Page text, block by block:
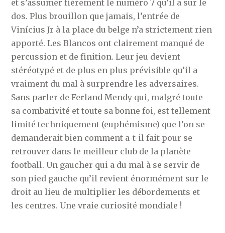
et s’assumer fièrement le numéro 7 qu’il a sur le
dos. Plus brouillon que jamais, l’entrée de
Vinícius Jr à la place du belge n’a strictement rien
apporté. Les Blancos ont clairement manqué de
percussion et de finition. Leur jeu devient
stéréotypé et de plus en plus prévisible qu’il a
vraiment du mal à surprendre les adversaires.
Sans parler de Ferland Mendy qui, malgré toute
sa combativité et toute sa bonne foi, est tellement
limité techniquement (euphémisme) que l’on se
demanderait bien comment a-t-il fait pour se
retrouver dans le meilleur club de la planète
football. Un gaucher qui a du mal à se servir de
son pied gauche qu’il revient énormément sur le
droit au lieu de multiplier les débordements et
les centres. Une vraie curiosité mondiale !